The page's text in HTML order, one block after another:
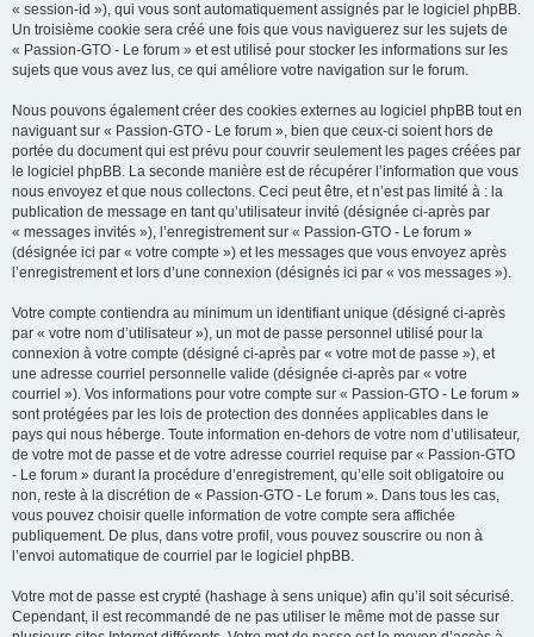
« session-id »), qui vous sont automatiquement assignés par le logiciel phpBB.
Un troisième cookie sera créé une fois que vous naviguerez sur les sujets de
« Passion-GTO - Le forum » et est utilisé pour stocker les informations sur les
sujets que vous avez lus, ce qui améliore votre navigation sur le forum.
Nous pouvons également créer des cookies externes au logiciel phpBB tout en
naviguant sur « Passion-GTO - Le forum », bien que ceux-ci soient hors de
portée du document qui est prévu pour couvrir seulement les pages créées par
le logiciel phpBB. La seconde manière est de récupérer l’information que vous
nous envoyez et que nous collectons. Ceci peut être, et n’est pas limité à : la
publication de message en tant qu’utilisateur invité (désignée ci-après par
« messages invités »), l’enregistrement sur « Passion-GTO - Le forum »
(désignée ici par « votre compte ») et les messages que vous envoyez après
l’enregistrement et lors d’une connexion (désignés ici par « vos messages »).
Votre compte contiendra au minimum un identifiant unique (désigné ci-après
par « votre nom d’utilisateur »), un mot de passe personnel utilisé pour la
connexion à votre compte (désigné ci-après par « votre mot de passe »), et
une adresse courriel personnelle valide (désignée ci-après par « votre
courriel »). Vos informations pour votre compte sur « Passion-GTO - Le forum »
sont protégées par les lois de protection des données applicables dans le
pays qui nous héberge. Toute information en-dehors de votre nom d’utilisateur,
de votre mot de passe et de votre adresse courriel requise par « Passion-GTO
- Le forum » durant la procédure d’enregistrement, qu’elle soit obligatoire ou
non, reste à la discrétion de « Passion-GTO - Le forum ». Dans tous les cas,
vous pouvez choisir quelle information de votre compte sera affichée
publiquement. De plus, dans votre profil, vous pouvez souscrire ou non à
l’envoi automatique de courriel par le logiciel phpBB.
Votre mot de passe est crypté (hashage à sens unique) afin qu’il soit sécurisé.
Cependant, il est recommandé de ne pas utiliser le même mot de passe sur